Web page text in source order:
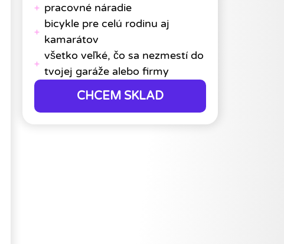
pracovné náradie
bicykle pre celú rodinu aj
kamarátov
všetko veľké, čo sa nezmestí do
tvojej garáže alebo firmy
CHCEM SKLAD